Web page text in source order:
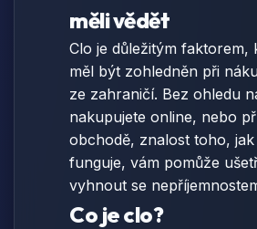
měli vědět
Clo je důležitým faktorem,
měl být zohledněn při
ze zahraničí. Bez ohledu
nakupujete online, nebo
obchodě, znalost toho,
funguje, vám pomůže
vyhnout se
Co je clo?